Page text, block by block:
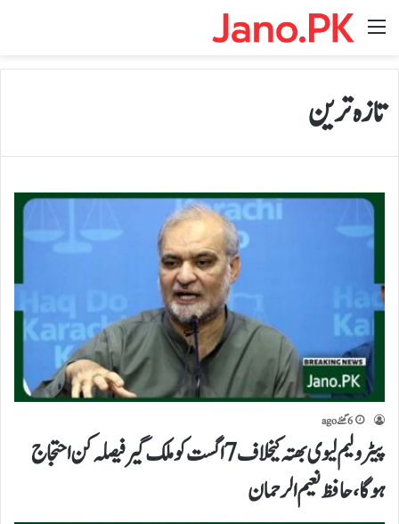
Menu
تازہ ترین
6 گھنٹے ago
پیٹرولیم لیوی بھتہ کیخلاف 7 اگست کو ملک گیر فیصلہ کن احتجاج
ہوگا،حافظ نعیم الرحمان